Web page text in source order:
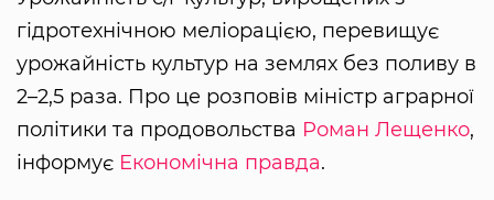
гідротехнічною меліорацією, перевищує
урожайність культур на землях без поливу в
2–2,5 раза. Про це розповів міністр аграрної
політики та продовольства Роман Лещенко,
інформує Економічна правда.